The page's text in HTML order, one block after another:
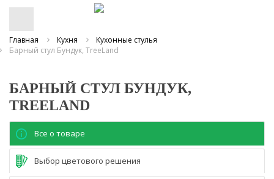
Главная Кухня
Кухонные стулья
Барный стул Бундук, TreeLand
БАРНЫЙ СТУЛ БУНДУК,
TREELAND
Все о товаре
Выбор цветового решения